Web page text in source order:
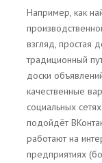
Например, как
взгляд, простая
традиционный
доски
качественные
социальных
подойдёт
работают на
предприятиях